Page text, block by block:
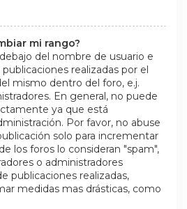
mi rango?
del nombre de usuario e
realizadas por el
mismo dentro del foro, e.j.
En general, no puede
ya que está
Por favor, no abuse
solo para incrementar
los foros lo consideran "spam",
o administradores
publicaciones realizadas,
medidas mas drásticas, como